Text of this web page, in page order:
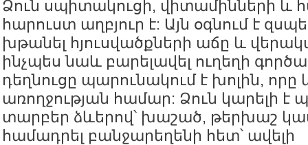
Ձուն սպիտակուցի, վիտամինների և
հարուստ աղբյուր է: Այն օգնում է
խթանել հյուսվածքների աճը և
ինչպես նաև բարելավել ուղեղի
դեղնուցը պարունակում է խոլին, որը
առողջության համար: Ձուն կարելի է
տարբեր ձևերով՝ խաշած, թերխաշ
համադրել բանջարեղենի հետ՝ ավելի